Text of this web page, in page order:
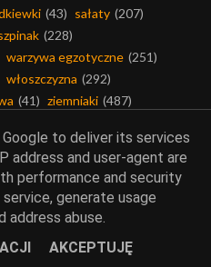
(43) sałaty (207)
(228)
warzywa egzotyczne (251)
włoszczyzna (292)
(41) ziemniaki (487)
desery
(370) barwniki (35)
to deliver its services
address and user-agent are
performance and security
generate usage
abuse.
AKCEPTUJĘ